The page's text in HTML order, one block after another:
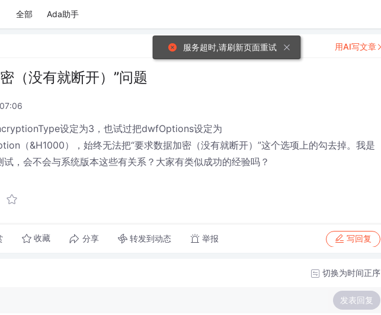
全部 Ada助手
（没有就断开）”问题
设定为3，也试过把dwfOptions设定为
（&H1000），始终无法把“要求数据加密（没有就断开）”这个选项上的勾去掉。我是
，会不会与系统版本这些有关系？大家有类似成功的经验吗？
收藏 分享 转发到动态 举报 写回复
用AI写文章
切换为时间正序
发表回复
服务超时,请刷新页面重试